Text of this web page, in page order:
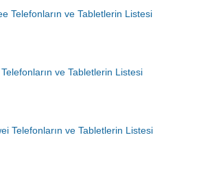
Telefonların ve Tabletlerin Listesi
ve Tabletlerin Listesi
Telefonların ve Tabletlerin Listesi